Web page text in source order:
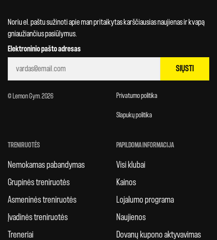
Noriu el. paštu sužinoti apie man pritaikytas karščiausias naujienas ir kvapą
gniaužiančius pasiūlymus.
Elektroninio pašto adresas
SIŲSTI
© Lemon Gym. 2026 Privatumo politika
Slapukų politika
TRENIRUOTĖS
Nemokamas pabandymas
Grupinės treniruotės
Asmeninės treniruotės
Įvadinės treniruotės
Treneriai
PAPILDOMA INFORMACIJA
Visi klubai
Kainos
Lojalumo programa
Naujienos
Dovanų kupono aktyvavimas